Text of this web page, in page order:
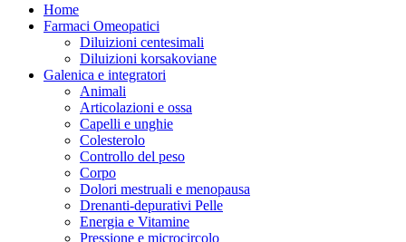
Home
Farmaci Omeopatici
Diluizioni centesimali
Diluizioni korsakoviane
Galenica e integratori
Animali
Articolazioni e ossa
Capelli e unghie
Colesterolo
Controllo del peso
Corpo
Dolori mestruali e menopausa
Drenanti-depurativi Pelle
Energia e Vitamine
Pressione e microcircolo